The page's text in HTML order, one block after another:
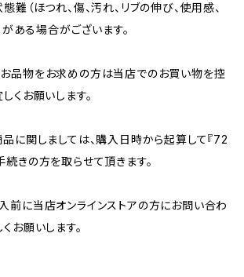
難（ほつれ、傷、汚れ、リブの伸び、使用感、
ある場合がございます。
品物をお求めの方は当店でのお買い物を控
くお願いします。
品に関しましては、購入日時から起算して『72
きの方を取らせて頂きます。
前に当店オンラインストアの方にお問い合わ
お願いします。